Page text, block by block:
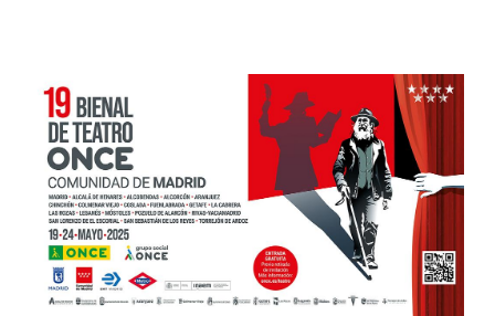
social, y que permite impulsar la transformación
del mundo empresarial.